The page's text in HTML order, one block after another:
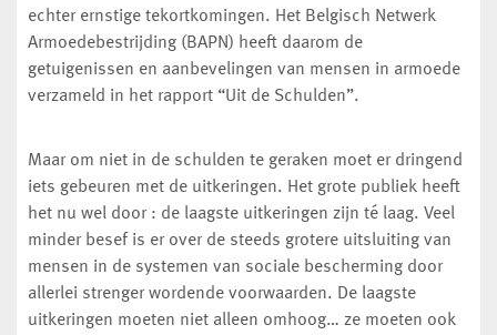
echter ernstige tekortkomingen. Het Belgisch Netwerk
Armoedebestrijding (BAPN) heeft daarom de
getuigenissen en aanbevelingen van mensen in armoede
verzameld in het rapport “Uit de Schulden”.
Maar om niet in de schulden te geraken moet er dringend
iets gebeuren met de uitkeringen. Het grote publiek heeft
het nu wel door : de laagste uitkeringen zijn té laag. Veel
minder besef is er over de steeds grotere uitsluiting van
mensen in de systemen van sociale bescherming door
allerlei strenger wordende voorwaarden. De laagste
uitkeringen moeten niet alleen omhoog… ze moeten ook